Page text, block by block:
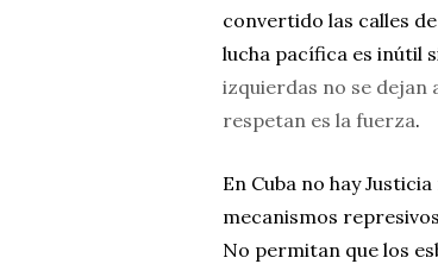
convertido las calles
lucha pacífica es inútil
izquierdas no se dejan
respetan es la fuerza.
En Cuba no hay
mecanismos
No permitan que los